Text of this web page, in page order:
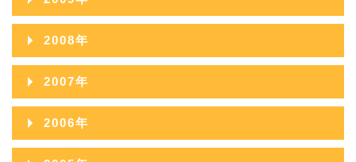
2015年05月
2015年03月
2015年02月
2015年01月
2014年06月
2014年05月
2014年03月
2014年02月
2013年07月
2013年06月
2013年05月
2012年09月
2012年08月
2012年07月
2012年06月
2012年05月
2011年10月
2011年09月
2011年08月
2011年07月
2011年06月
2010年11月
2010年10月
2010年09月
2010年08月
2010年07月
2009年12月
2009年11月
2009年10月
2009年09月
2008年
2008年12月
2008年11月
2008年10月
2007年
2007年12月
2007年11月
2006年
2006年12月